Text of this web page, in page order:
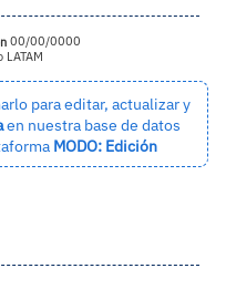
00/00/0000
para editar, actualizar y
en nuestra base de datos
MODO: Edición